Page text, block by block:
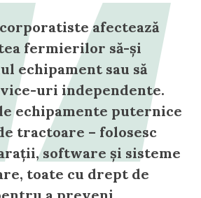
afectează
fermierilor să-și
echipament sau să
uri independente.
echipamente puternice
tractoare – folosesc
software și sisteme
toate cu drept de